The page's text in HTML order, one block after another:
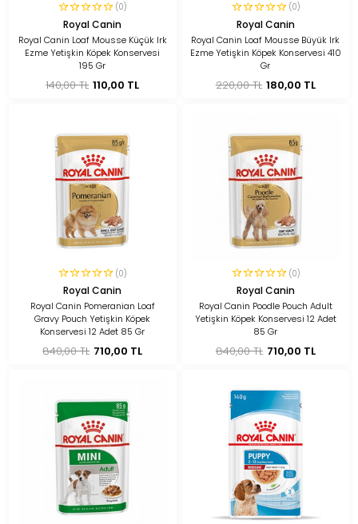
(0)
Royal Canin
Royal Canin Loaf Mousse Küçük Irk
Ezme Yetişkin Köpek Konservesi
195 Gr
140,00 TL 110,00 TL
(0)
Royal Canin
Royal Canin Loaf Mousse Büyük Irk
Ezme Yetişkin Köpek Konservesi 410
Gr
220,00 TL 180,00 TL
(0)
Royal Canin
Royal Canin Pomeranian Loaf
Gravy Pouch Yetişkin Köpek
Konservesi 12 Adet 85 Gr
840,00 TL 710,00 TL
(0)
Royal Canin
Royal Canin Poodle Pouch Adult
Yetişkin Köpek Konservesi 12 Adet
85 Gr
840,00 TL 710,00 TL